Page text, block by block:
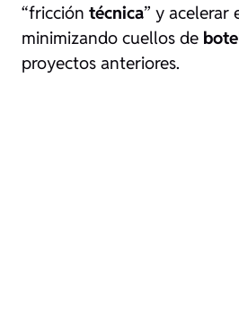
“fricción técnica” y acelerar
minimizando cuellos de
proyectos anteriores.